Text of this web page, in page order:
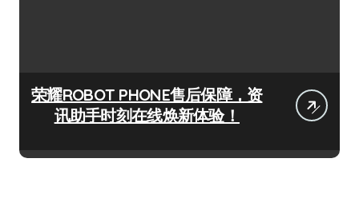
荣耀ROBOT PHONE售后保障，资
讯助手时刻在线焕新体验！